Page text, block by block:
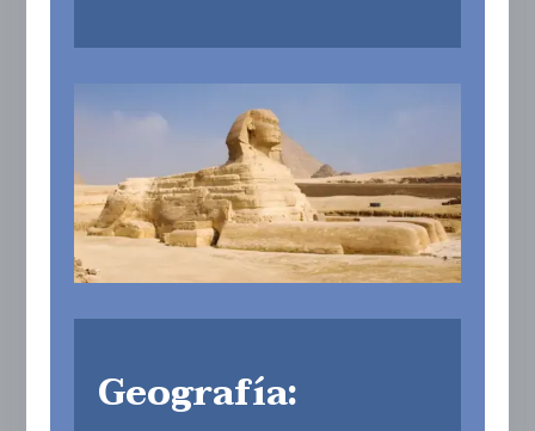
Geografía: